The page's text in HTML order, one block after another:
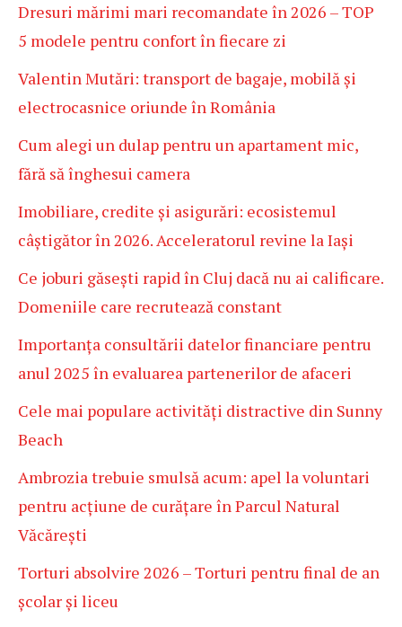
Dresuri mărimi mari recomandate în 2026 – TOP
5 modele pentru confort în fiecare zi
Valentin Mutări: transport de bagaje, mobilă și
electrocasnice oriunde în România
Cum alegi un dulap pentru un apartament mic,
fără să înghesui camera
Imobiliare, credite și asigurări: ecosistemul
câștigător în 2026. Acceleratorul revine la Iași
Ce joburi găsești rapid în Cluj dacă nu ai calificare.
Domeniile care recrutează constant
Importanța consultării datelor financiare pentru
anul 2025 în evaluarea partenerilor de afaceri
Cele mai populare activități distractive din Sunny
Beach
Ambrozia trebuie smulsă acum: apel la voluntari
pentru acțiune de curățare în Parcul Natural
Văcărești
Torturi absolvire 2026 – Torturi pentru final de an
școlar și liceu